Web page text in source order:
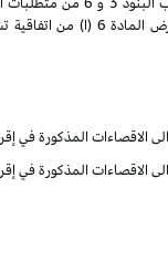
الملكية الفكرية لبرنامج المشاركين لا تنتهي ولا